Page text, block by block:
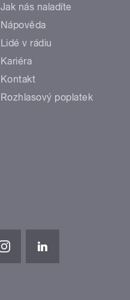
Jak nás naladíte
Nápověda
Lidé v rádiu
Kariéra
Kontakt
Rozhlasový poplatek